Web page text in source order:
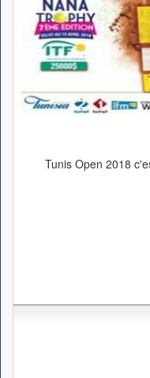
Tunis Open 2018